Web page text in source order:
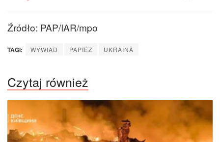
Źródło: PAP/IAR/mpo
TAGI: WYWIAD PAPIEŻ UKRAINA
Czytaj również